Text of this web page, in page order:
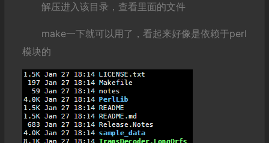
解压进入该目录，查看里面的文件
make一下就可以用了，看起来好像是依赖于perl
模块的